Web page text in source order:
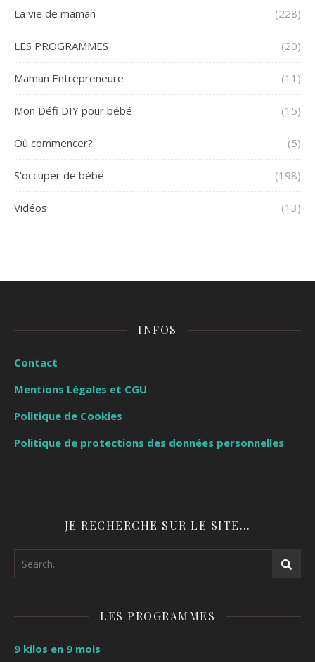
La vie de maman (228)
LES PROGRAMMES (20)
Maman Entrepreneure (11)
Mon Défi DIY pour bébé (15)
Où commencer? (5)
S'occuper de bébé (198)
Vidéos (13)
INFOS
Contact
Mentions Légales et CGU
Politique de Cookies
Politique de protections des données personnelles
JE RECHERCHE SUR LE SITE…
LES PROGRAMMES
9 kilos en 9 mois